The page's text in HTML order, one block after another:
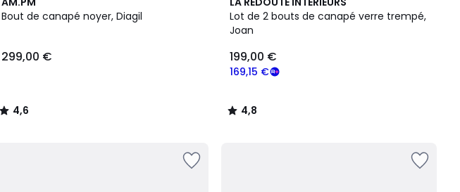
Bout de canapé noyer, Diagil
299,00 €
/ 5
4,6
/
Lot de 2 bouts de canapé verre trempé,
Joan
169,15 €
199,00 €
/ 5
4,8
/